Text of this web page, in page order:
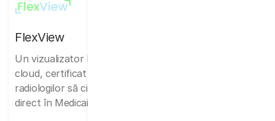
FlexView
Un vizualizator DICOM gata pentru
cloud, certificat de FDA, care permite
radiologilor să citească de oriunde,
direct în Medicai.